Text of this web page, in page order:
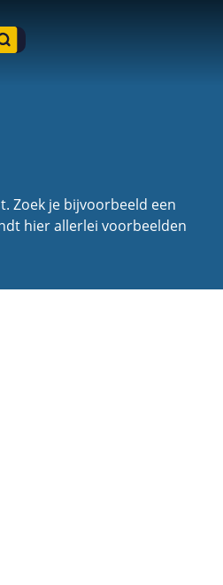
Zoek je bijvoorbeeld een
hier allerlei voorbeelden